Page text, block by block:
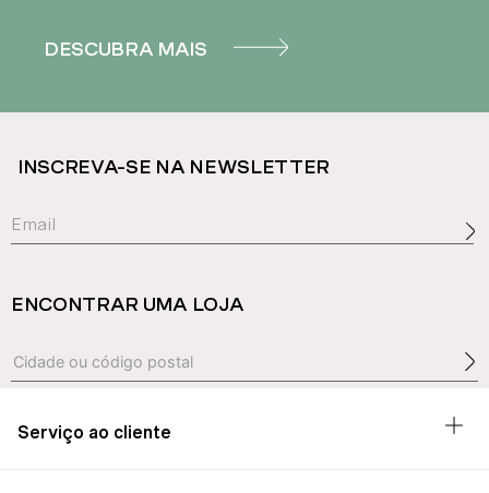
DESCUBRA MAIS
INSCREVA-SE NA NEWSLETTER
ENCONTRAR UMA LOJA
Serviço ao cliente